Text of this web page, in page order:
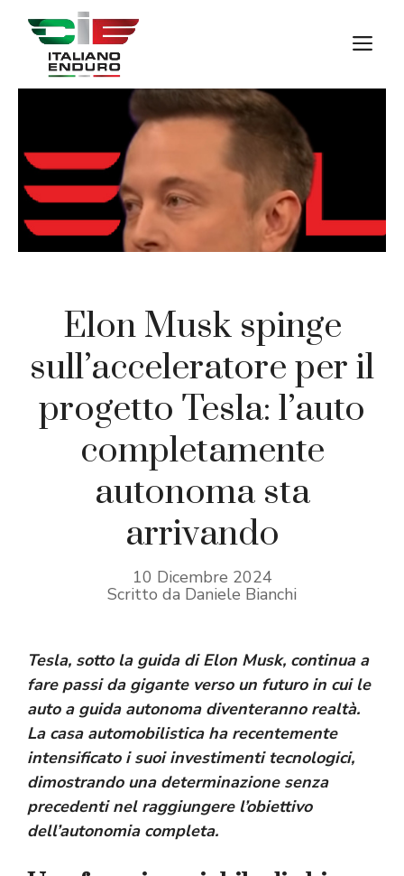
contenuto
Elon Musk spinge
sull’acceleratore per il
progetto Tesla: l’auto
completamente
autonoma sta
arrivando
10 Dicembre 2024
Scritto da Daniele Bianchi
Tesla, sotto la guida di Elon Musk, continua a
fare passi da gigante verso un futuro in cui le
auto a guida autonoma diventeranno realtà.
La casa automobilistica ha recentemente
intensificato i suoi investimenti tecnologici,
dimostrando una determinazione senza
precedenti nel raggiungere l’obiettivo
dell’autonomia completa.